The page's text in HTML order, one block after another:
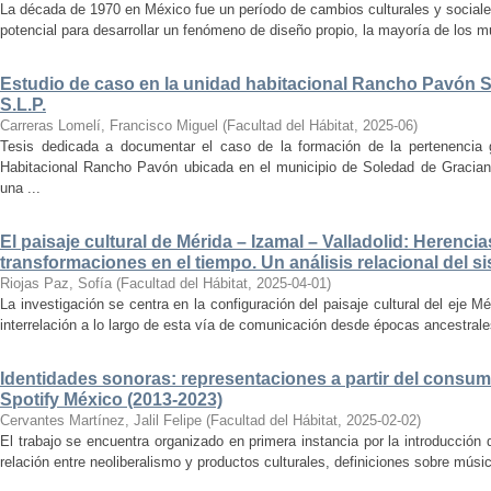
La década de 1970 en México fue un período de cambios culturales y
potencial para desarrollar un fenómeno de diseño propio, la mayoría de los
Estudio de caso en la unidad habitacional Rancho Pavón
S.L.P.
Carreras Lomelí, Francisco Miguel (Facultad del Hábitat, 2025-06)
Tesis dedicada a documentar el caso de la formación de la
Habitacional Rancho Pavón ubicada en el municipio de Soledad de
una ...
El paisaje cultural de Mérida – Izamal – Valladolid:
transformaciones en el tiempo. Un análisis relacional del
Riojas Paz, Sofía (Facultad del Hábitat, 2025-04-01)
La investigación se centra en la configuración del paisaje cultural del eje
interrelación a lo largo de esta vía de comunicación desde épocas
Identidades sonoras: representaciones a partir del
Spotify México (2013-2023)
Cervantes Martínez, Jalil Felipe (Facultad del Hábitat, 2025-02-02)
El trabajo se encuentra organizado en primera instancia por la
relación entre neoliberalismo y productos culturales, definiciones sobre